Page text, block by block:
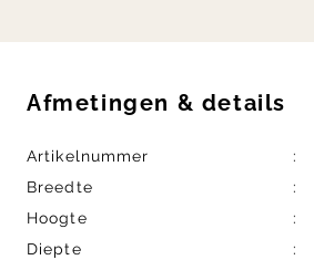
Afmetingen & details
Artikelnummer
Breedte
Hoogte
Diepte